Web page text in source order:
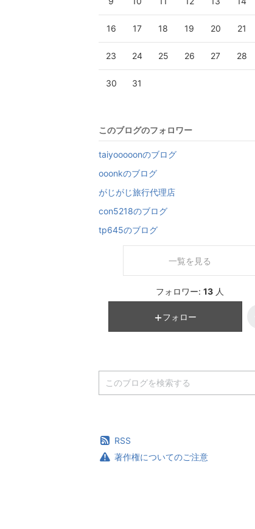
16 17 18 19 20 21
23 24 25 26 27 28
30 31
このブログのフォロワー
taiyooooonのブログ
ooonkのブログ
がじがじ旅行代理店
con5218のブログ
tp645のブログ
一覧を見る
フォロワー: 13 人
フォロー
RSS
著作権についてのご注意